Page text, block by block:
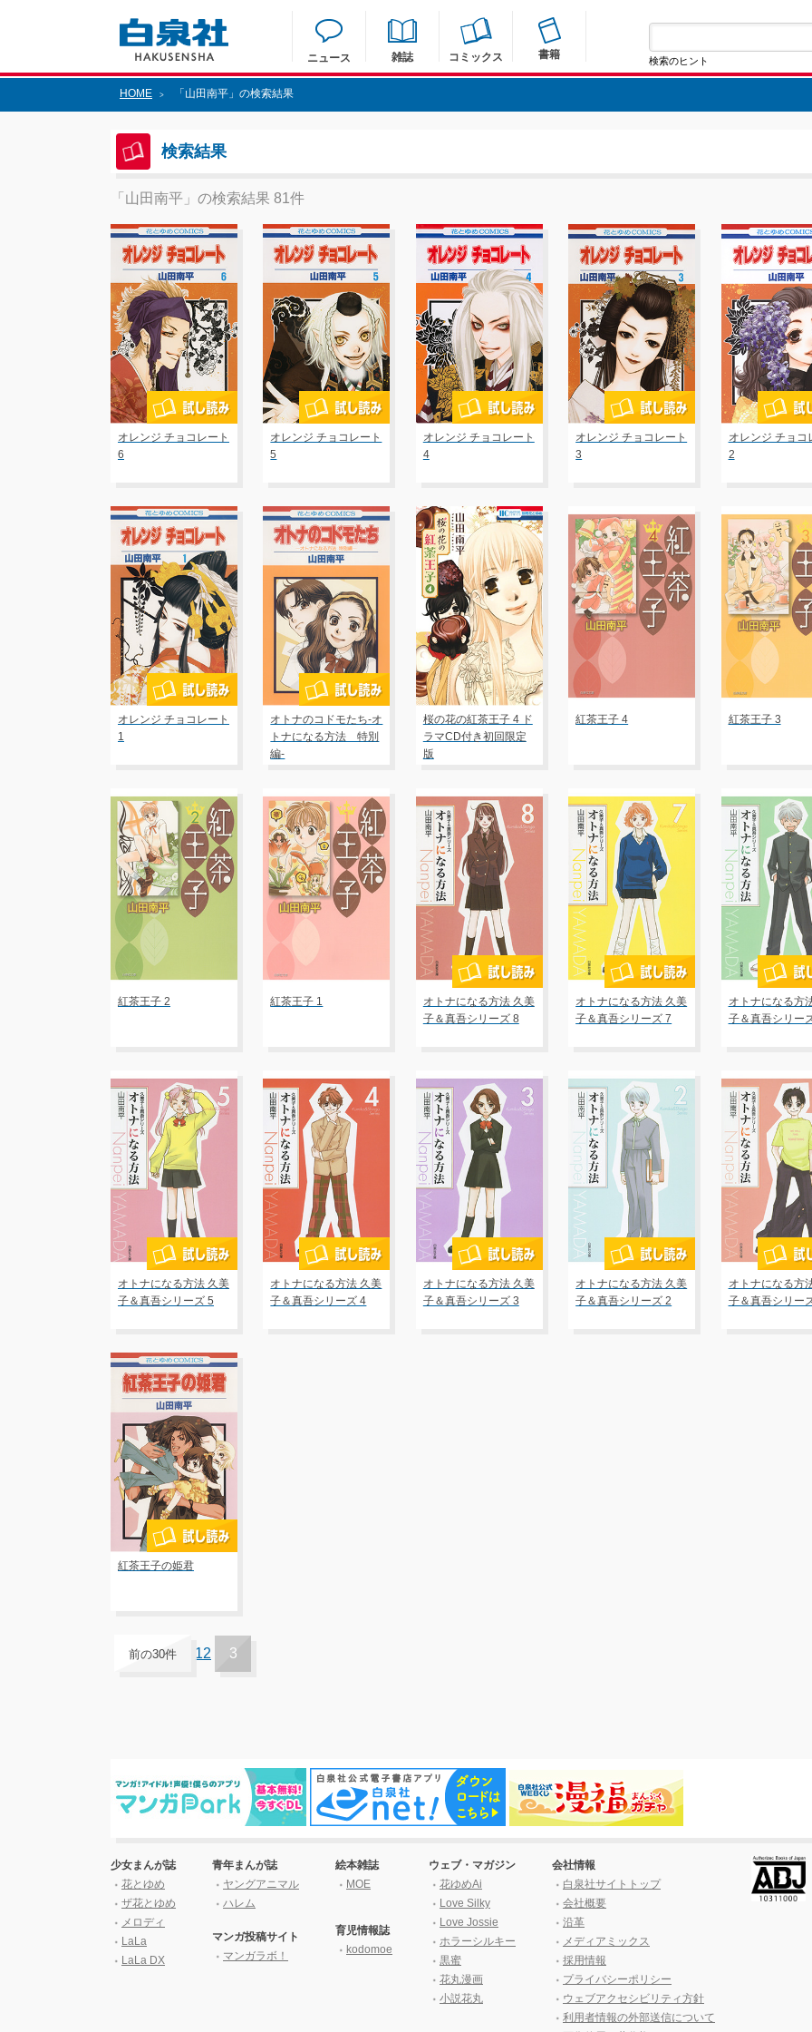
ニュース 雑誌 コミックス 書籍 検索のヒント
HOME > 「山田南平」の検索結果
検索結果
「山田南平」の検索結果 81件
オレンジ チョコレート
6
オレンジ チョコレート
5
オレンジ チョコレート
4
オレンジ チョコレート
3
オレンジ チョコ
2
オレンジ チョコレート
1
オトナのコドモたち-オ
トナになる方法 特別
編-
桜の花の紅茶王子 4 ド
ラマCD付き初回限定
版
紅茶王子 4 紅茶王子 3
紅茶王子 2 紅茶王子 1
オトナになる方法 久美
子＆真吾シリーズ 8
オトナになる方法 久美
子＆真吾シリーズ 7
オトナになる方
子＆真吾シリー
オトナになる方法 久美
子＆真吾シリーズ 5
オトナになる方法 久美
子＆真吾シリーズ 4
オトナになる方法 久美
子＆真吾シリーズ 3
オトナになる方法 久美
子＆真吾シリーズ 2
オトナになる方
子＆真吾シリー
紅茶王子の姫君
前の30件 12 3
少女まんが誌
花とゆめ
ザ花とゆめ
メロディ
LaLa
LaLa DX
青年まんが誌
ヤングアニマル
ハレム
マンガ投稿サイト
マンガラボ！
絵本雑誌
MOE
育児情報誌
kodomoe
ウェブ・マガジン
花ゆめAi
Love Silky
Love Jossie
ホラーシルキー
黒蜜
花丸漫画
小説花丸
会社情報
白泉社サイトトップ
会社概要
沿革
メディアミックス
採用情報
プライバシーポリシー
ウェブアクセシビリティ方針
利用者情報の外部送信について